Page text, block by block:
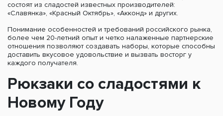
состоят из сладостей известных производителей:
«Славянка», «Красный Октябрь», «Акконд» и других.
Понимание особенностей и требований российского рынка,
более чем 20-летний опыт и четко налаженные партнерские
отношения позволяют создавать наборы, которые способны
доставить вкусовое удовольствие и вызвать восторг у
каждого получателя.
Рюкзаки со сладостями к
Новому Году